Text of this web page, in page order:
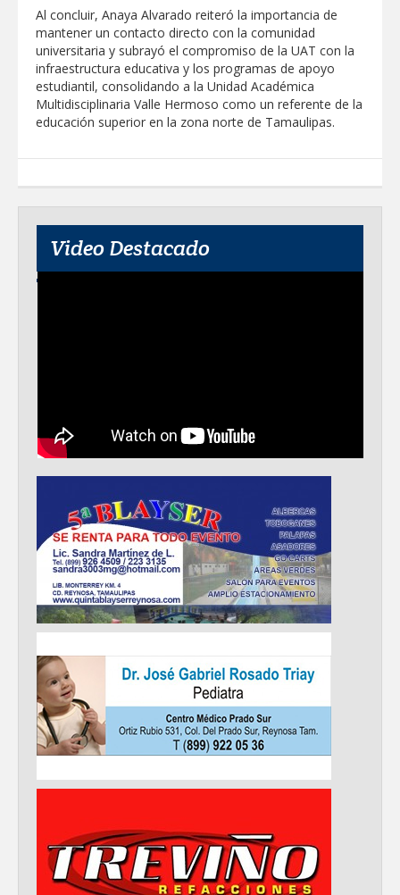
Al concluir, Anaya Alvarado reiteró la importancia de
mantener un contacto directo con la comunidad
universitaria y subrayó el compromiso de la UAT con la
infraestructura educativa y los programas de apoyo
estudiantil, consolidando a la Unidad Académica
Multidisciplinaria Valle Hermoso como un referente de la
educación superior en la zona norte de Tamaulipas.
Video Destacado